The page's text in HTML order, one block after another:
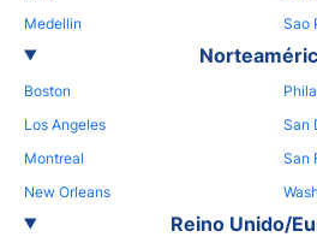
Medellin
Sao
Boston
Los Angeles
Montreal
New Orleans
San
San
Reino Unido/